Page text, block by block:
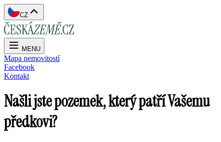
CZ
MENU
Mapa nemovitostí
Facebook
Kontakt
Našli jste pozemek, který patří Vašemu
předkovi?